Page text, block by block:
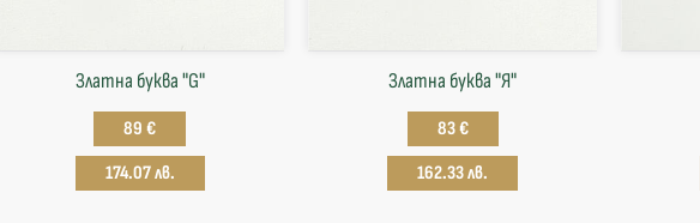
Златна буква "G"
89 €
174.07 лв.
Златна буква "Я"
83 €
162.33 лв.